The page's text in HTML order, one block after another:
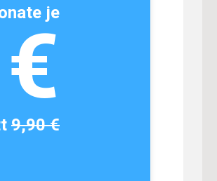
je
9,90 €